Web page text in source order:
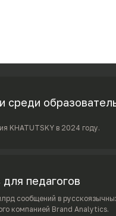
среди
KHATUTSKY в 2024 году.
педагогов
сообщений в
компанией Brand Analytics.